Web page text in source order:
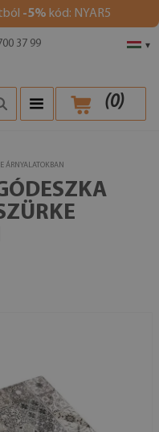
-5% kód: NYAR5
▾
37 99
(0)
ÁRNYALATOKBAN